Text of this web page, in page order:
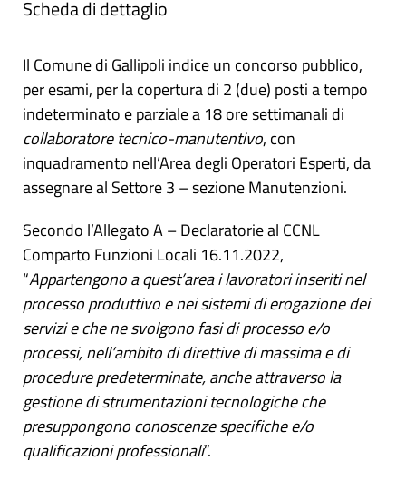
Scheda di dettaglio
Il Comune di Gallipoli indice un concorso pubblico,
per esami, per la copertura di 2 (due) posti a tempo
indeterminato e parziale a 18 ore settimanali di
collaboratore tecnico-manutentivo, con
inquadramento nell’Area degli Operatori Esperti, da
assegnare al Settore 3 – sezione Manutenzioni.
Secondo l’Allegato A – Declaratorie al CCNL
Comparto Funzioni Locali 16.11.2022,
“Appartengono a quest’area i lavoratori inseriti nel
processo produttivo e nei sistemi di erogazione dei
servizi e che ne svolgono fasi di processo e/o
processi, nell’ambito di direttive di massima e di
procedure predeterminate, anche attraverso la
gestione di strumentazioni tecnologiche che
presuppongono conoscenze specifiche e/o
qualificazioni professionali”.